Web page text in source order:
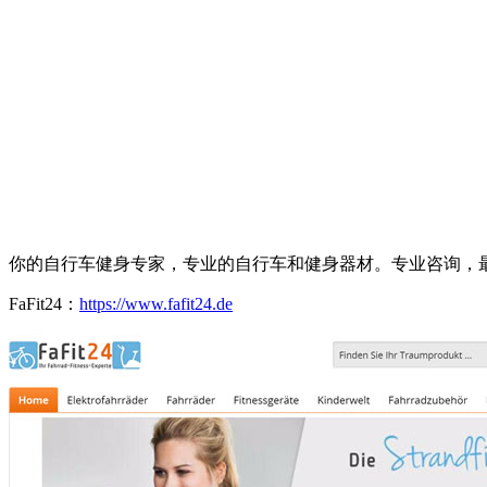
你的自行车健身专家，专业的自行车和健身器材。专业咨询，
FaFit24： https://www.fafit24.de